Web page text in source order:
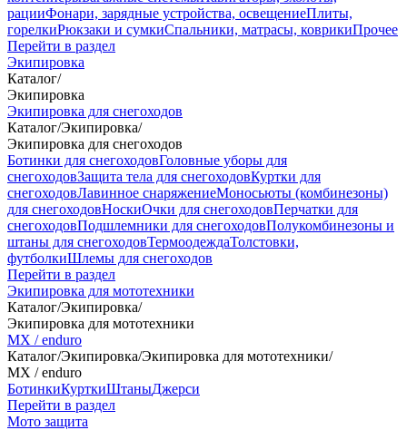
рацииФонари, зарядные устройства, освещениеПлиты,
горелкиРюкзаки и сумкиСпальники, матрасы, коврикиПрочее
Перейти в раздел
Экипировка
Каталог/
Экипировка
Экипировка для снегоходов
Каталог/Экипировка/
Экипировка для снегоходов
Ботинки для снегоходовГоловные уборы для
снегоходовЗащита тела для снегоходовКуртки для
снегоходовЛавинное снаряжениеМоносьюты (комбинезоны)
для снегоходовНоскиОчки для снегоходовПерчатки для
снегоходовПодшлемники для снегоходовПолукомбинезоны и
штаны для снегоходовТермоодеждаТолстовки,
футболкиШлемы для снегоходов
Перейти в раздел
Экипировка для мототехники
Каталог/Экипировка/
Экипировка для мототехники
MX / enduro
Каталог/Экипировка/Экипировка для мототехники/
MX / enduro
БотинкиКурткиШтаныДжерси
Перейти в раздел
Мото защита